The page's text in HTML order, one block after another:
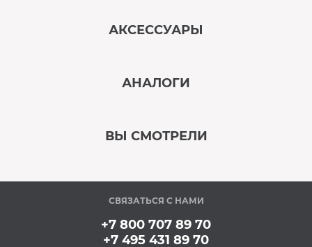
АКСЕССУАРЫ
АНАЛОГИ
ВЫ СМОТРЕЛИ
В наличии
СВЯЗАТЬСЯ С НАМИ
+7 800 707 89 70
+7 495 431 89 70